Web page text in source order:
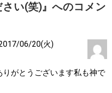
い(笑)』へのコメン
06/20(火)
がとうございます私も神で